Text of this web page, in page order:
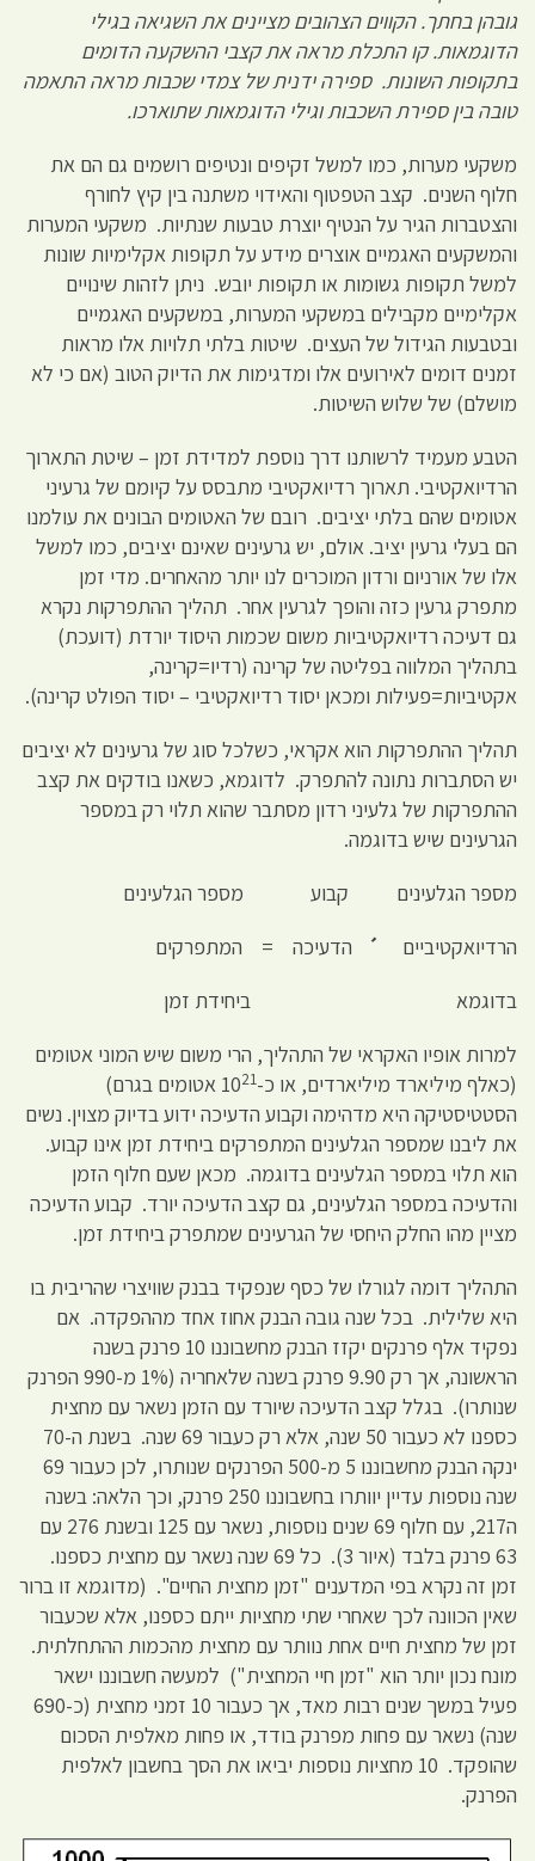
גובהן בחתך. הקווים הצהובים מציינים את השגיאה בגילי
הדוגמאות. קו התכלת מראה את קצבי ההשקעה הדומים
בתקופות השונות. ספירה ידנית של צמדי שכבות מראה התאמה
טובה בין ספירת השכבות וגילי הדוגמאות שתוארכו.
משקעי מערות, כמו למשל זקיפים ונטיפים רושמים גם הם את
חלוף השנים. קצב הטפטוף והאידוי משתנה בין קיץ לחורף
והצטברות הגיר על הנטיף יוצרת טבעות שנתיות. משקעי המערות
והמשקעים האגמיים אוצרים מידע על תקופות אקלימיות שונות
למשל תקופות גשומות או תקופות יובש. ניתן לזהות שינויים
אקלימיים מקבילים במשקעי המערות, במשקעים האגמיים
ובטבעות הגידול של העצים. שיטות בלתי תלויות אלו מראות
זמנים דומים לאירועים אלו ומדגימות את הדיוק הטוב (אם כי לא
מושלם) של שלוש השיטות.
הטבע מעמיד לרשותנו דרך נוספת למדידת זמן – שיטת התארוך
הרדיואקטיבי. תארוך רדיואקטיבי מתבסס על קיומם של גרעיני
אטומים שהם בלתי יציבים. רובם של האטומים הבונים את עולמנו
הם בעלי גרעין יציב. אולם, יש גרעינים שאינם יציבים, כמו למשל
אלו של אורניום ורדון המוכרים לנו יותר מהאחרים. מדי זמן
מתפרק גרעין כזה והופך לגרעין אחר. תהליך ההתפרקות נקרא
גם דעיכה רדיואקטיביות משום שכמות היסוד יורדת (דועכת)
בתהליך המלווה בפליטה של קרינה (רדיו=קרינה,
אקטיביות=פעילות ומכאן יסוד רדיואקטיבי – יסוד הפולט קרינה).
תהליך ההתפרקות הוא אקראי, כשלכל סוג של גרעינים לא יציבים
יש הסתברות נתונה להתפרק. לדוגמא, כשאנו בודקים את קצב
ההתפרקות של גלעיני רדון מסתבר שהוא תלוי רק במספר
הגרעינים שיש בדוגמה.
מספר הגלעינים קבוע מספר הגלעינים
הרדיואקטיביים ´
הדעיכה = המתפרקים
בדוגמא ביחידת זמן
למרות אופיו האקראי של התהליך, הרי משום שיש המוני אטומים
(כאלף מיליארד מיליארדים, או כ-1021
אטומים בגרם)
הסטטיסטיקה היא מדהימה וקבוע הדעיכה ידוע בדיוק מצוין. נשים
את ליבנו שמספר הגלעינים המתפרקים ביחידת זמן אינו קבוע.
הוא תלוי במספר הגלעינים בדוגמה. מכאן שעם חלוף הזמן
והדעיכה במספר הגלעינים, גם קצב הדעיכה יורד. קבוע הדעיכה
מציין מהו החלק היחסי של הגרעינים שמתפרק ביחידת זמן.
התהליך דומה לגורלו של כסף שנפקיד בבנק שוויצרי שהריבית בו
היא שלילית. בכל שנה גובה הבנק אחוז אחד מההפקדה. אם
נפקיד אלף פרנקים יקזז הבנק מחשבוננו 10 פרנק בשנה
הראשונה, אך רק 9.90 פרנק בשנה שלאחריה (1% מ-990 הפרנק
שנותרו). בגלל קצב הדעיכה שיורד עם הזמן נשאר עם מחצית
כספנו לא כעבור 50 שנה, אלא רק כעבור 69 שנה. בשנת ה-70
ינקה הבנק מחשבוננו 5 מ-500 הפרנקים שנותרו, לכן כעבור 69
שנה נוספות עדיין יוותרו בחשבוננו 250 פרנק, וכך הלאה: בשנה
ה217, עם חלוף 69 שנים נוספות, נשאר עם 125 ובשנת 276 עם
63 פרנק בלבד (איור 3). כל 69 שנה נשאר עם מחצית כספנו.
זמן זה נקרא בפי המדענים "זמן מחצית החיים". (מדוגמא זו ברור
שאין הכוונה לכך שאחרי שתי מחציות ייתם כספנו, אלא שכעבור
זמן של מחצית חיים אחת נוותר עם מחצית מהכמות ההתחלתית.
מונח נכון יותר הוא "זמן חיי המחצית") למעשה חשבוננו ישאר
פעיל במשך שנים רבות מאד, אך כעבור 10 זמני מחצית (כ-690
שנה) נשאר עם פחות מפרנק בודד, או פחות מאלפית הסכום
שהופקד. 10 מחציות נוספות יביאו את הסך בחשבון לאלפית
הפרנק.